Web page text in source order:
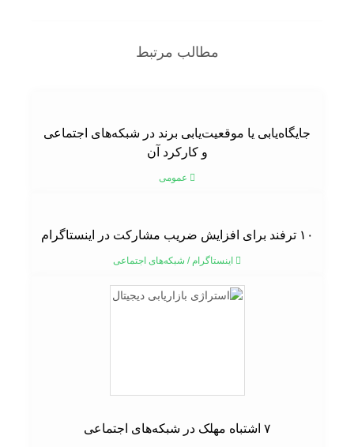
مطالب مرتبط
جایگاه‌یابی یا موقعیت‌یابی برند در شبکه‌های اجتماعی
و کارکرد آن
عمومی
۱۰ ترفند برای افزایش ضریب مشارکت در اینستاگرام
اینستاگرام/شبکه‌های اجتماعی